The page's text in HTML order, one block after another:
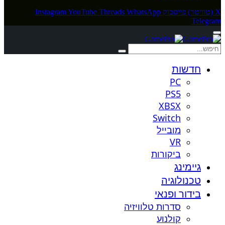
X (טוויטר) פייסבוק InstagramYouTube Threads WhatsApp
Telegram
חדשות
PC
PS5
XBSX
Switch
מובייל
VR
ביקורות
גיימינג
טכנולוגיה
בידור ופנאי
סדרות טלוויזיה
קולנוע